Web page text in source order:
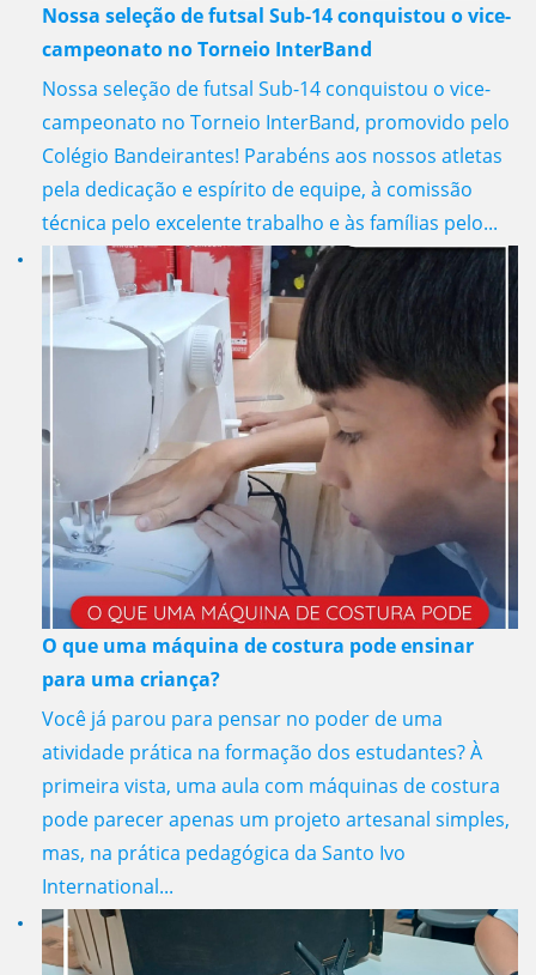
Nossa seleção de futsal Sub-14 conquistou o vice-
campeonato no Torneio InterBand
Nossa seleção de futsal Sub-14 conquistou o vice-
campeonato no Torneio InterBand, promovido pelo
Colégio Bandeirantes! Parabéns aos nossos atletas
pela dedicação e espírito de equipe, à comissão
técnica pelo excelente trabalho e às famílias pelo...
O que uma máquina de costura pode ensinar
para uma criança?
Você já parou para pensar no poder de uma
atividade prática na formação dos estudantes? À
primeira vista, uma aula com máquinas de costura
pode parecer apenas um projeto artesanal simples,
mas, na prática pedagógica da Santo Ivo
International...